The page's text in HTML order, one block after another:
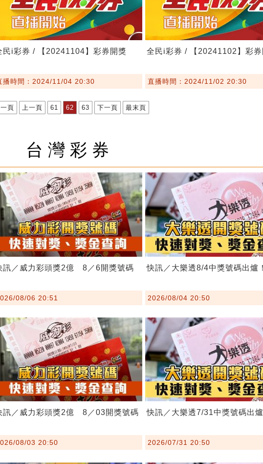
民i彩券 / 【20241104】彩券開獎
播時間：2024/11/04 20:30
全民i彩券 / 【20241102】彩券
直播時間：2024/11/02 20:30
頁 上一頁 61 62 63 下一頁 最末頁
台灣彩券
訊／威力彩頭獎2億 8／6開獎號碼
08/06 20:51
快訊／大樂透8/4中獎號碼出爐！
2026/08/04 20:50
訊／威力彩頭獎2億 8／03開獎號碼
08/03 20:50
快訊／大樂透7/31中獎號碼出爐
2026/07/31 20:50